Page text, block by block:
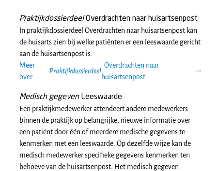
PraktijkdossierdeelOverdrachten naar huisartsenpost
In praktijkdossierdeel Overdrachten naar huisartsenpost kan
de huisarts zien bij welke patiënten er een leeswaarde gericht
aan de huisartsenpost is.
Meer
over
Praktijkdossierdeel
Overdrachten naar
huisartsenpost
Medisch gegevenLeeswaarde
Een praktijkmedewerker attendeert andere medewerkers
binnen de praktijk op belangrijke, nieuwe informatie over
een patiënt door één of meerdere medische gegevens te
kenmerken met een leeswaarde. Op dezelfde wijze kan de
medisch medewerker specifieke gegevens kenmerken ten
behoeve van de huisartsenpost. Het medisch gegeven